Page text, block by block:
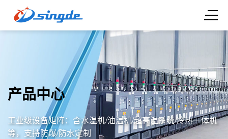
产品中心
工业级设备矩阵：含水温机/油温机/超高温系统/冷热一体机
等，支持防爆/防水定制